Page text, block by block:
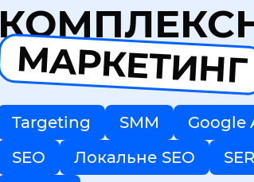
МАРКЕТИНГ
Targeting SMM
Google
SEO
Локальне SEO